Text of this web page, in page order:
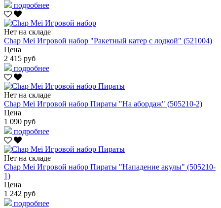
подробнее
Нет на складе
Chap Mei Игровой набор "Ракетный катер с лодкой" (521004)
Цена
2 415 руб
подробнее
Нет на складе
Chap Mei Игровой набор Пираты "На абордаж" (505210-2)
Цена
1 090 руб
подробнее
Нет на складе
Chap Mei Игровой набор Пираты "Нападение акулы" (505210-
1)
Цена
1 242 руб
подробнее